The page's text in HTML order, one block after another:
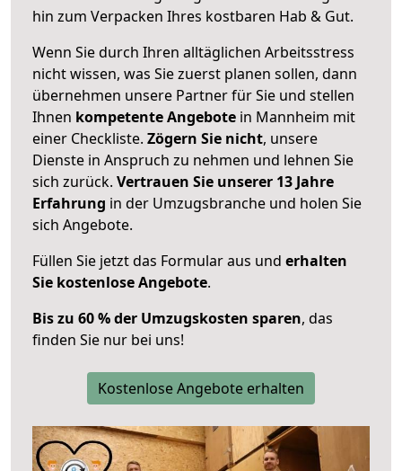
hin zum Verpacken Ihres kostbaren Hab & Gut.
Wenn Sie durch Ihren alltäglichen Arbeitsstress
nicht wissen, was Sie zuerst planen sollen, dann
übernehmen unsere Partner für Sie und stellen
Ihnen kompetente Angebote in Mannheim mit
einer Checkliste. Zögern Sie nicht, unsere
Dienste in Anspruch zu nehmen und lehnen Sie
sich zurück. Vertrauen Sie unserer 13 Jahre
Erfahrung in der Umzugsbranche und holen Sie
sich Angebote.
Füllen Sie jetzt das Formular aus und erhalten
Sie kostenlose Angebote.
Bis zu 60 % der Umzugskosten sparen, das
finden Sie nur bei uns!
Kostenlose Angebote erhalten